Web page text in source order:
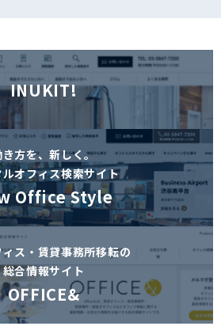
INUKIT!
き方を、新しく。
オフィス検索サイト
Office Style
ス・賃貸事務所移転の
総合情報サイト
OFFICE&